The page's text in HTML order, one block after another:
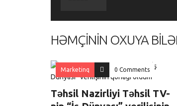
HƏMÇININ OXUYA
Marketinq 0 Comments
Təhsil Nazirliyi Təhsil TV-